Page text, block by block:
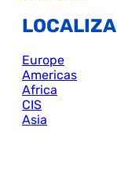
Europe
Americas
Africa
CIS
Asia